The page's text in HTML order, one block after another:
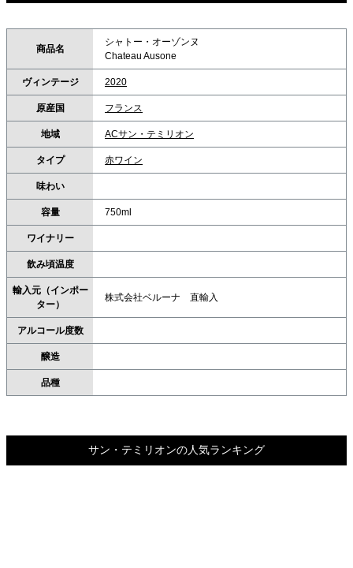
商品名
シャトー・オーゾンヌ
Chateau Ausone
ヴィンテージ 2020
原産国 フランス
地域 ACサン・テミリオン
タイプ 赤ワイン
味わい
容量 750ml
ワイナリー
飲み頃温度
輸入元（インポー
ター）
株式会社ベルーナ 直輸入
アルコール度数
醸造
品種
サン・テミリオンの人気ランキング